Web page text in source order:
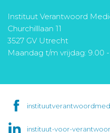
Instituut Verantwoord
Churchilllaan 11
3527 GV Utrecht
Maandag t/m vrijdag: 9.00 -
instituut-voor-